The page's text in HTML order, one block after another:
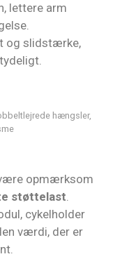
lettere arm
og slidstærke,
hængsler,
opmærksom
støttelast.
cykelholder
værdi, der er